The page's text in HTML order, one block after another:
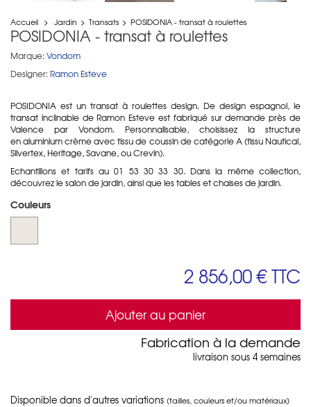
Accueil > Jardin > Transats > POSIDONIA - transat à roulettes
POSIDONIA - transat à roulettes
Marque: Vondom
Designer: Ramon Esteve
POSIDONIA est un transat à roulettes design. De design espagnol, le
transat inclinable de Ramon Esteve est fabriqué sur demande près de
Valence par Vondom. Personnalisable, choisissez la structure
en aluminium crème avec tissu de coussin de catégorie A (tissu Nautical,
Silvertex, Heritage, Savane, ou Crevin).
Echantillons et tarifs au 01 53 30 33 30. Dans la même collection,
découvrez le salon de jardin, ainsi que les tables et chaises de jardin.
Couleurs
2 856,00 €TTC
Ajouter au panier
Fabrication à la demande
livraison sous 4 semaines
Disponible dans d'autres variations (tailles, couleurs et/ou matériaux)